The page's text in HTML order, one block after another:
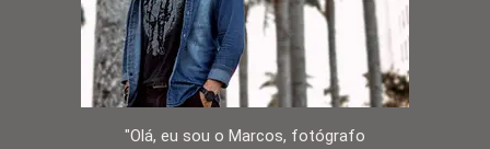
"Olá, eu sou o Marcos, fotógrafo